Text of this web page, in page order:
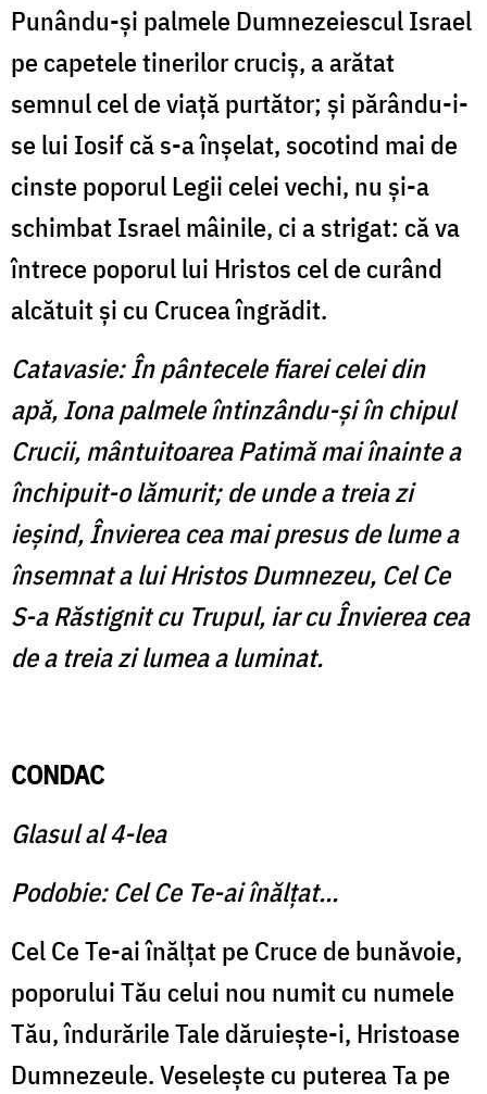
Punându-şi palmele Dumnezeiescul Israel
pe capetele tinerilor cruciş, a arătat
semnul cel de viaţă purtător; şi părându-i-
se lui Iosif că s-a înşelat, socotind mai de
cinste poporul Legii celei vechi, nu şi-a
schimbat Israel mâinile, ci a strigat: că va
întrece poporul lui Hristos cel de curând
alcătuit şi cu Crucea îngrădit.
Catavasie: În pântecele fiarei celei din
apă, Iona palmele întinzându-şi în chipul
Crucii, mântuitoarea Patimă mai înainte a
închipuit-o lămurit; de unde a treia zi
ieşind, Învierea cea mai presus de lume a
însemnat a lui Hristos Dumnezeu, Cel Ce
S-a Răstignit cu Trupul, iar cu Învierea cea
de a treia zi lumea a luminat.
CONDAC
Glasul al 4-lea
Podobie: Cel Ce Te-ai înălţat...
Cel Ce Te-ai înălţat pe Cruce de bunăvoie,
poporului Tău celui nou numit cu numele
Tău, îndurările Tale dăruieşte-i, Hristoase
Dumnezeule. Veseleşte cu puterea Ta pe